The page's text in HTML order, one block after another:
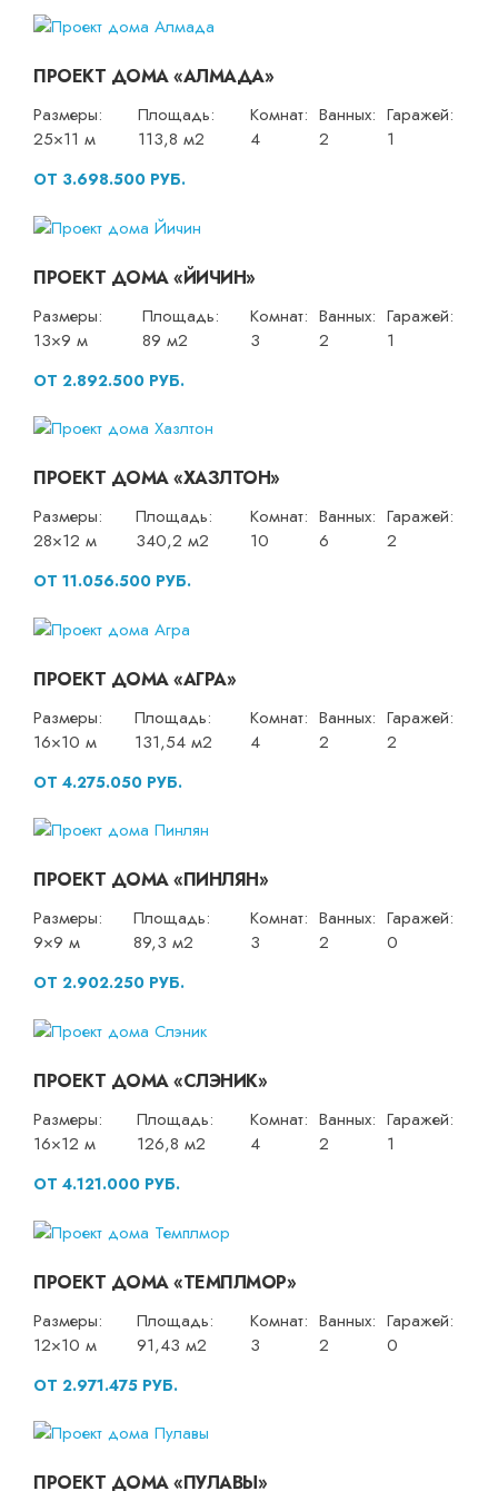
ПРОЕКТ ДОМА «АЛМАДА»
Размеры:
25×11 м
Площадь:
113,8 м2
Комнат:
4
Ванных:
2
Гаражей:
1
ОТ 3.698.500 РУБ.
ПРОЕКТ ДОМА «ЙИЧИН»
Размеры:
13×9 м
Площадь:
89 м2
Комнат:
3
Ванных:
2
Гаражей:
1
ОТ 2.892.500 РУБ.
ПРОЕКТ ДОМА «ХАЗЛТОН»
Размеры:
28×12 м
Площадь:
340,2 м2
Комнат:
10
Ванных:
6
Гаражей:
2
ОТ 11.056.500 РУБ.
ПРОЕКТ ДОМА «АГРА»
Размеры:
16×10 м
Площадь:
131,54 м2
Комнат:
4
Ванных:
2
Гаражей:
2
ОТ 4.275.050 РУБ.
ПРОЕКТ ДОМА «ПИНЛЯН»
Размеры:
9×9 м
Площадь:
89,3 м2
Комнат:
3
Ванных:
2
Гаражей:
0
ОТ 2.902.250 РУБ.
ПРОЕКТ ДОМА «СЛЭНИК»
Размеры:
16×12 м
Площадь:
126,8 м2
Комнат:
4
Ванных:
2
Гаражей:
1
ОТ 4.121.000 РУБ.
ПРОЕКТ ДОМА «ТЕМПЛМОР»
Размеры:
12×10 м
Площадь:
91,43 м2
Комнат:
3
Ванных:
2
Гаражей:
0
ОТ 2.971.475 РУБ.
ПРОЕКТ ДОМА «ПУЛАВЫ»